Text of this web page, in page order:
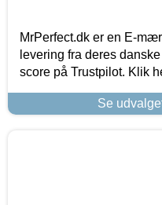
MrPerfect.dk er en E-
levering fra deres
score på Trustpilot. Klik
Se